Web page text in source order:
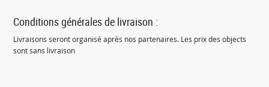
Conditions générales de livraison :
Livraisons seront organisé après nos partenaires. Les prix des objects
sont sans livraison